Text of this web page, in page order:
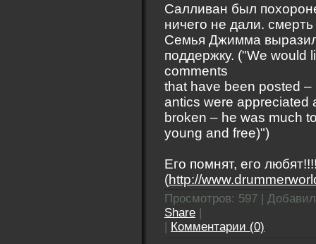
Салливан был
ничего не дали.
Семья Джимма
поддержку. ("We would
comments
that have been posted
antics were appreciated
broken – he was much
young and free)")
Его помнят, его
(http://
Просмотров: 597 |
Share |
| Комментарии (0)